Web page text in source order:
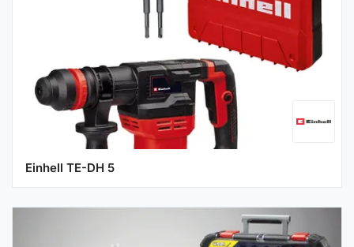
Einhell TE-DH 5